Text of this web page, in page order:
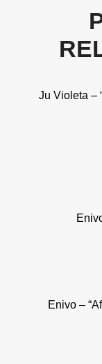
Ju Violeta –
Enivo –